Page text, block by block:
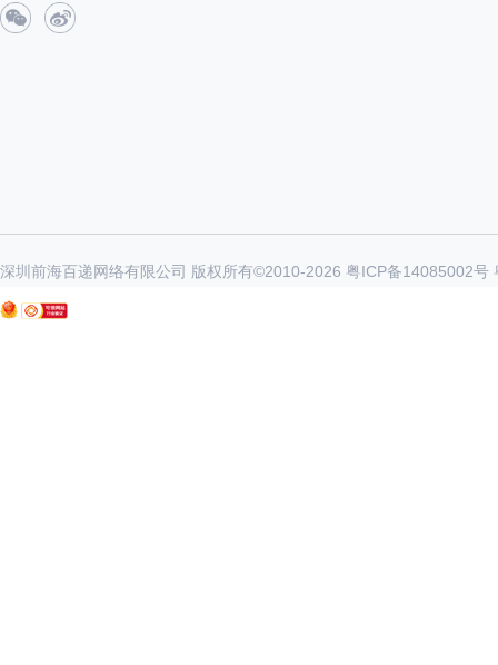
深圳前海百递网络有限公司 版权所有©2010-2026 粤ICP备14085002号